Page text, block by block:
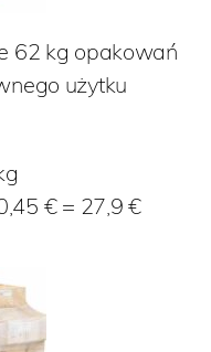
62 kg opakowań
użytku
€ = 27,9 €